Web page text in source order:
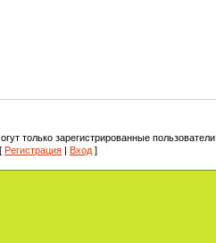
только зарегистрированные пользователи.
[ Регистрация | Вход ]